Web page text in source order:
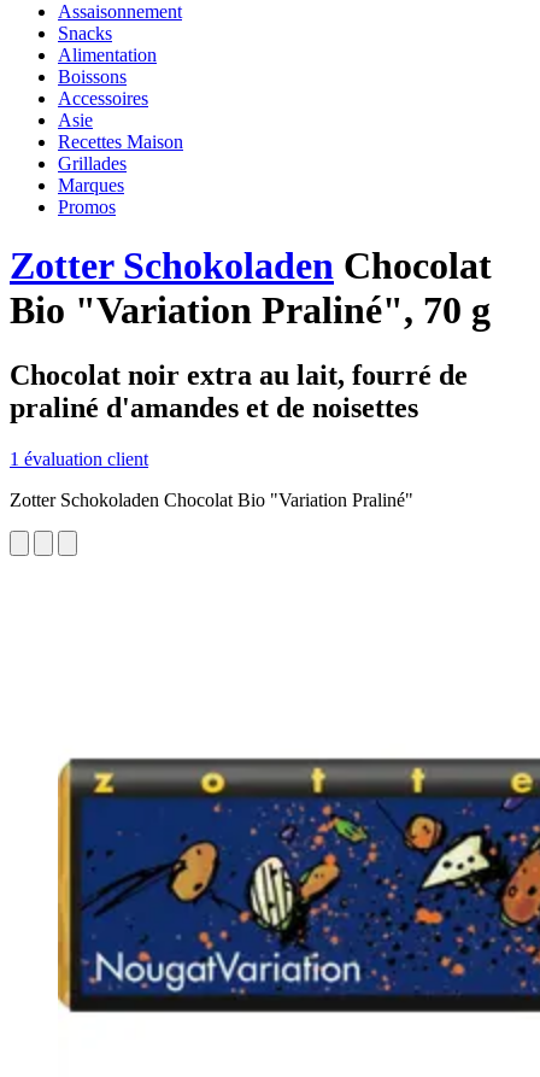
Assaisonnement
Snacks
Alimentation
Boissons
Accessoires
Asie
Recettes Maison
Grillades
Marques
Promos
Zotter Schokoladen Chocolat
Bio "Variation Praliné", 70 g
Chocolat noir extra au lait, fourré de
praliné d'amandes et de noisettes
1 évaluation client
Zotter Schokoladen Chocolat Bio "Variation Praliné"